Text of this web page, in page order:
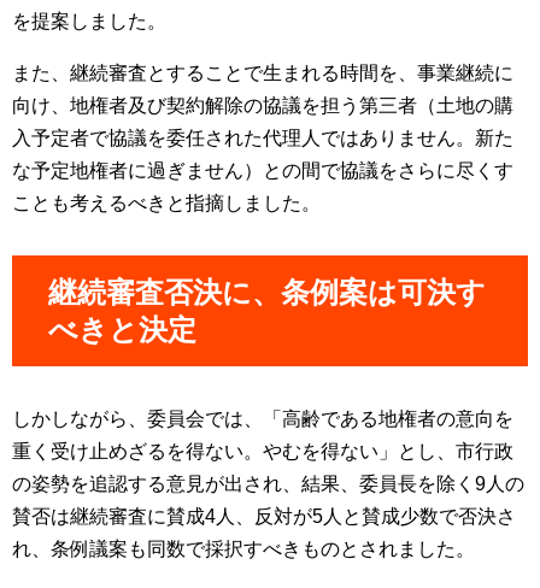
を提案しました。
また、継続審査とすることで生まれる時間を、事業継続に
向け、地権者及び契約解除の協議を担う第三者（土地の購
入予定者で協議を委任された代理人ではありません。新た
な予定地権者に過ぎません）との間で協議をさらに尽くす
ことも考えるべきと指摘しました。
継続審査否決に、条例案は可決す
べきと決定
しかしながら、委員会では、「高齢である地権者の意向を
重く受け止めざるを得ない。やむを得ない」とし、市行政
の姿勢を追認する意見が出され、結果、委員長を除く9人の
賛否は継続審査に賛成4人、反対が5人と賛成少数で否決さ
れ、条例議案も同数で採択すべきものとされました。